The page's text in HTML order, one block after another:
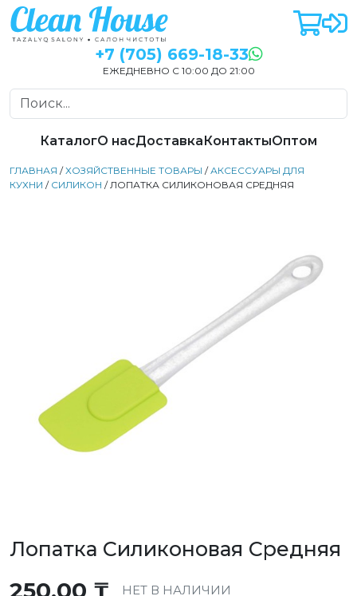
+7 (705) 669-18-33
ЕЖЕДНЕВНО С 10:00 ДО 21:00
КаталогО насДоставкаКонтактыОптом
ГЛАВНАЯ /ХОЗЯЙСТВЕННЫЕ ТОВАРЫ /АКСЕССУАРЫ ДЛЯ
КУХНИ / СИЛИКОН / ЛОПАТКА СИЛИКОНОВАЯ СРЕДНЯЯ
Лопатка Силиконовая Средняя
250,00 ₸ НЕТ В НАЛИЧИИ